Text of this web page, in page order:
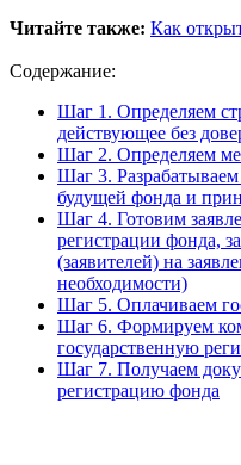
Читайте также: Как
Содержание:
Шаг 1. Определяем
действующее без
Шаг 2. Определяем
Шаг 3.
будущей фонда и
Шаг 4. Готовим
регистрации фонда,
(заявителей) на
необходимости)
Шаг 5. Оплачиваем
Шаг 6. Формируем
государственную
Шаг 7. Получаем
регистрацию фонда